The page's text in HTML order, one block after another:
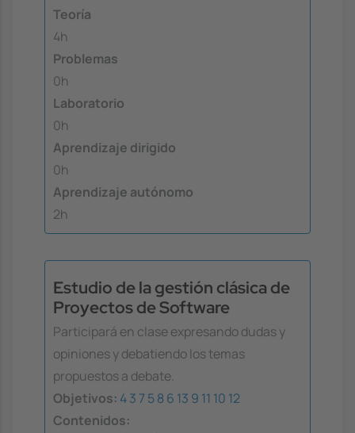
Teoría
4h
Problemas
0h
Laboratorio
0h
Aprendizaje dirigido
0h
Aprendizaje autónomo
2h
Estudio de la gestión clásica de
Proyectos de Software
Participará en clase expresando dudas y
opiniones y debatiendo los temas
propuestos a debate.
Objetivos: 43 7 58 6 13 9 11 10 12
Contenidos: